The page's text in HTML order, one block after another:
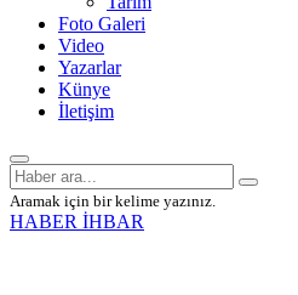
Foto Galeri
Video
Yazarlar
Künye
İletişim
Aramak için bir kelime yazınız.
HABER İHBAR